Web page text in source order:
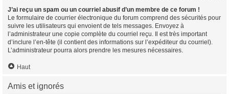
J’ai reçu un spam ou un courriel abusif d’un membre de ce forum !
Le formulaire de courrier électronique du forum comprend des sécurités pour
suivre les utilisateurs qui envoient de tels messages. Envoyez à
l’administrateur une copie complète du courriel reçu. Il est très important
d’inclure l’en-tête (il contient des informations sur l’expéditeur du courriel).
L’administrateur pourra alors prendre les mesures nécessaires.
Haut
Amis et ignorés